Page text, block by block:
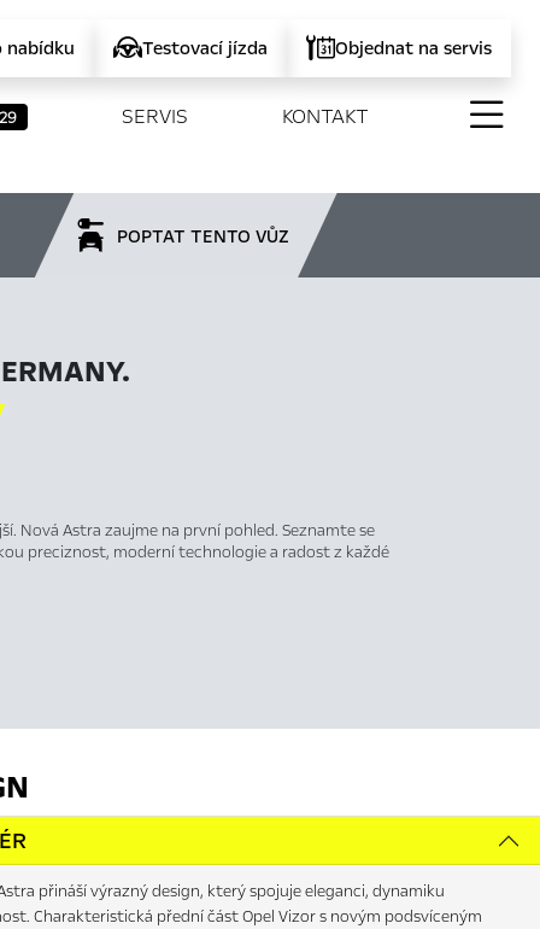
nabídku Testovací jízda Objednat na servis
29 SERVIS KONTAKT
POPTAT TENTO VŮZ
Nová Astra zaujme na první pohled. Seznamte se
preciznost, moderní technologie a radost z každé
přináší výrazný design, který spojuje eleganci, dynamiku
Charakteristická přední část Opel Vizor s novým podsvíceným